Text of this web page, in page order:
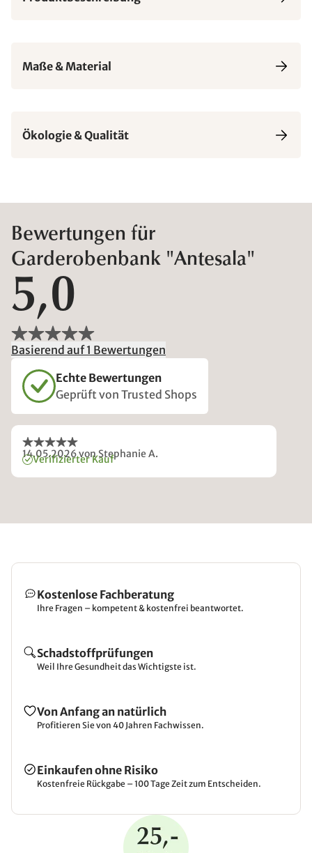
Maße & Material
Ökologie & Qualität
Bewertungen für
Garderobenbank "Antesala"
5,0
Basierend auf 1 Bewertungen
Echte Bewertungen
Geprüft von Trusted Shops
14.05.2026von Stephanie A.
Verifizierter Kauf
Kostenlose Fachberatung
Ihre Fragen – kompetent & kostenfrei beantwortet.
Schadstoffprüfungen
Weil Ihre Gesundheit das Wichtigste ist.
Von Anfang an natürlich
Profitieren Sie von 40 Jahren Fachwissen.
Einkaufen ohne Risiko
Kostenfreie Rückgabe – 100 Tage Zeit zum Entscheiden.